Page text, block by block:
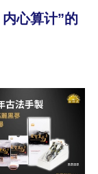
心算计”的